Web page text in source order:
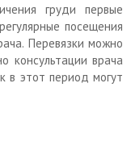
груди первые
посещения
Перевязки можно
консультации врача
в этот период могут